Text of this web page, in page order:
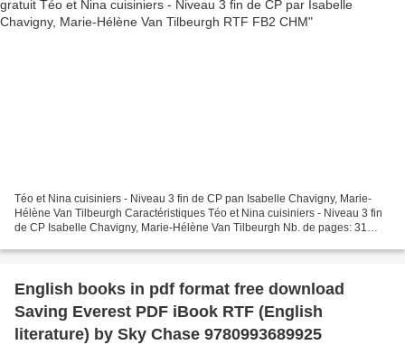
Téo et Nina cuisiniers - Niveau 3 fin de CP pan Isabelle Chavigny, Marie-
Hélène Van Tilbeurgh Caractéristiques Téo et Nina cuisiniers - Niveau 3 fin
de CP Isabelle Chavigny, Marie-Hélène Van Tilbeurgh Nb. de pages: 31
English books in pdf format free download
Saving Everest PDF iBook RTF (English
literature) by Sky Chase 9780993689925